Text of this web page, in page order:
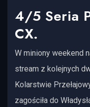
4/5 Seria
CX.
W miniony weekend
stream z kolejnych
Kolarstwie
zagościła do